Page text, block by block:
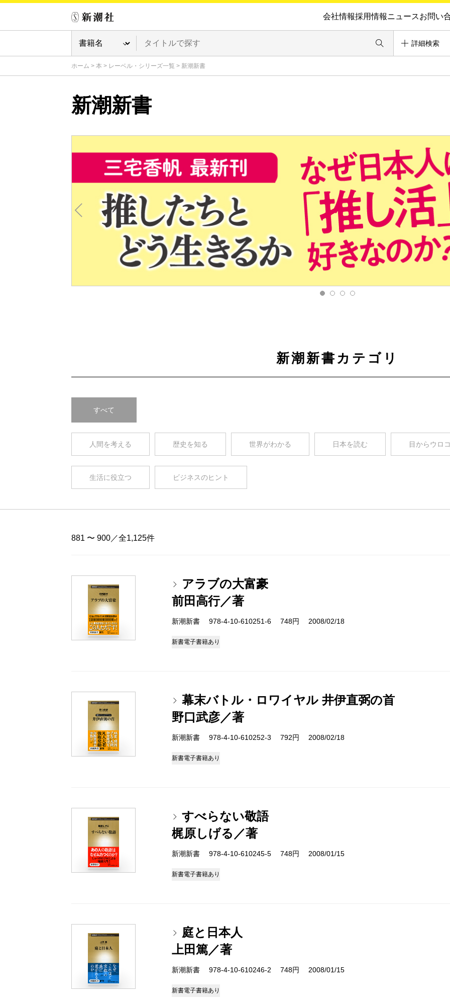
会社情報採用情報ニュースお問い
詳細検索
ホーム > 本 > レーベル・シリーズ一覧 > 新潮新書
新潮新書
新潮新書カテゴリ
すべて
人間を考える 歴史を知る 世界がわかる 日本を読む 目からウロコ
生活に役立つ ビジネスのヒント
881 〜 900／全1,125件
アラブの大富豪
前田高行／著
新潮新書 978-4-10-610251-6 748円 2008/02/18
新書電子書籍あり
幕末バトル・ロワイヤル 井伊直弼の首
野口武彦／著
新潮新書 978-4-10-610252-3 792円 2008/02/18
新書電子書籍あり
すべらない敬語
梶原しげる／著
新潮新書 978-4-10-610245-5 748円 2008/01/15
新書電子書籍あり
庭と日本人
上田篤／著
新潮新書 978-4-10-610246-2 748円 2008/01/15
新書電子書籍あり